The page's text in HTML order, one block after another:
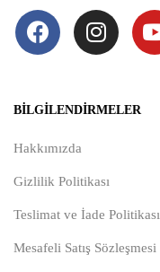
BILGILENDIRMELER
Hakkımızda
Gizlilik Politikası
Teslimat ve İade Politikası
Mesafeli Satış Sözleşmesi